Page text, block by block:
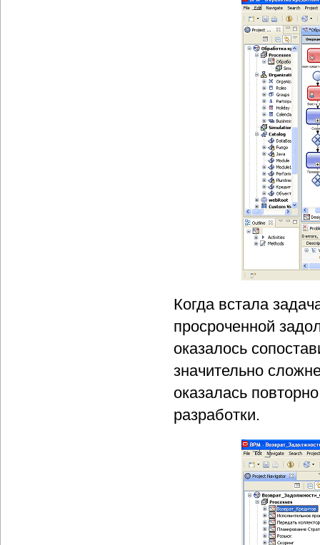
Когда встала
просроченной
оказалось
значительно
оказалась
разработки.